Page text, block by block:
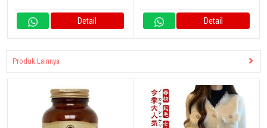
Detail Detail
Produk Lainnya